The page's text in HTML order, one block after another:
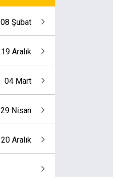
08 Şubat
19 Aralık
04 Mart
29 Nisan
20 Aralık